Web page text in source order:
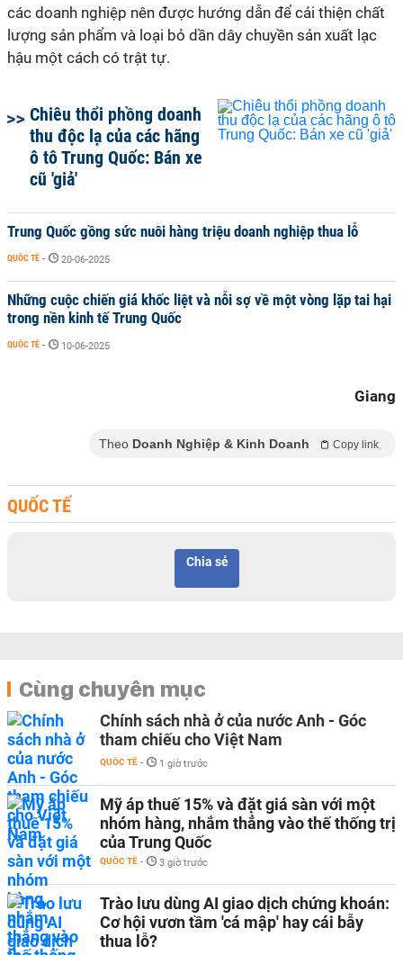
các doanh nghiệp nên được hướng dẫn để cải thiện chất
lượng sản phẩm và loại bỏ dần dây chuyền sản xuất lạc
hậu một cách có trật tự.
Chiêu thổi phồng doanh
thu độc lạ của các hãng
ô tô Trung Quốc: Bán xe
cũ 'giả'
Trung Quốc gồng sức nuôi hàng triệu doanh nghiệp thua lỗ
QUỐC TẾ - 20-06-2025
Những cuộc chiến giá khốc liệt và nỗi sợ về một vòng lặp tai hại
trong nền kinh tế Trung Quốc
QUỐC TẾ - 10-06-2025
Giang
Theo Doanh Nghiệp & Kinh Doanh Copy link
QUỐC TẾ
Chia sẻ
Cùng chuyên mục
Chính sách nhà ở của nước Anh - Góc
tham chiếu cho Việt Nam
QUỐC TẾ - 1 giờ trước
Mỹ áp thuế 15% và đặt giá sàn với một
nhóm hàng, nhắm thẳng vào thế thống trị
của Trung Quốc
QUỐC TẾ - 3 giờ trước
Trào lưu dùng AI giao dịch chứng khoán:
Cơ hội vươn tầm 'cá mập' hay cái bẫy
thua lỗ?